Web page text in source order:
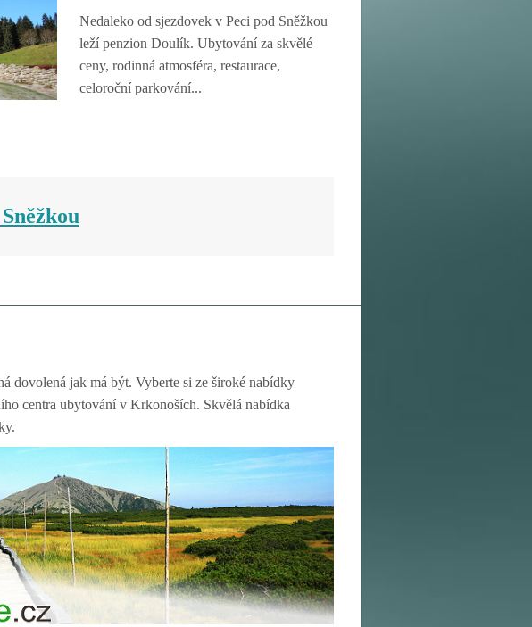
Nedaleko od sjezdovek v Peci pod Sněžkou
leží penzion Doulík. Ubytování za skvělé
ceny, rodinná atmosféra, restaurace,
celoroční parkování...
dovolená jak má být. Vyberte si ze široké nabídky
centra ubytování v Krkonoších. Skvělá nabídka